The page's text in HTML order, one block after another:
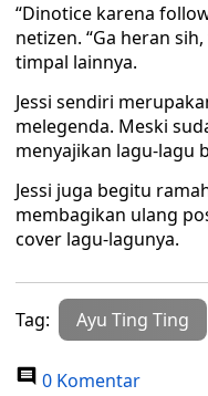
“Dinotice karena
netizen. “Ga heran
timpal lainnya.
Jessi sendiri
melegenda. Meski
menyajikan lagu-lagu
Jessi juga begitu
membagikan ulang
cover lagu-lagunya.
Tag: Ayu Ting Ting
0 Komentar